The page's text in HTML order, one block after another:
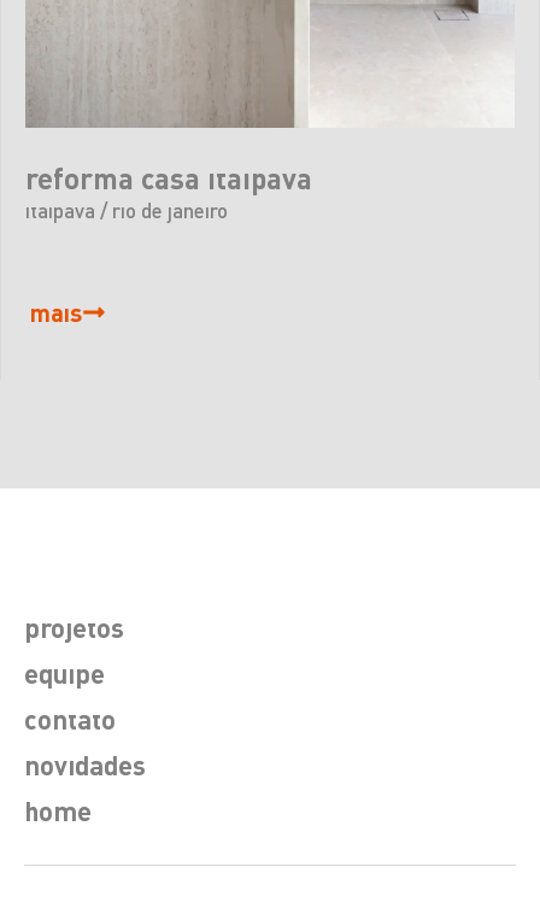
reforma casa itaipava
itaipava / rio de janeiro
mais
projetos
equipe
contato
novidades
home